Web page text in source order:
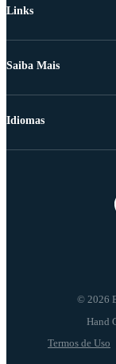
Links
Saiba Mais
© 2026
Termos de Uso
Idiomas